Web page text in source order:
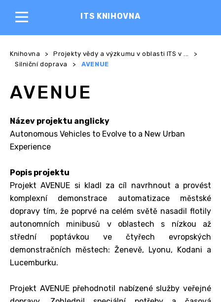
ITS KNIHOVNA
Knihovna > Projekty vědy a výzkumu v oblasti ITS v ...
>
Silniční doprava
> AVENUE
AVENUE
Název projektu anglicky
Autonomous Vehicles to Evolve to a New Urban
Experience
Popis projektu
Projekt AVENUE si kladl za cíl navrhnout a provést
komplexní demonstrace automatizace městské
dopravy tím, že poprvé na celém světě nasadil flotily
autonomních minibusů v oblastech s nízkou až
střední poptávkou ve čtyřech evropských
demonstračních městech: Ženevě, Lyonu, Kodani a
Lucemburku.
Projekt AVENUE přehodnotil nabízené služby veřejné